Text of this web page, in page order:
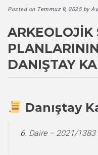
Posted on Temmuz 9, 2025by
ARKEOLOJIK
DANIŞTAY
Danıştay
6. Daire – 2021/